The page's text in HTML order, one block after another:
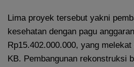
Lima proyek tersebut yakni
kesehatan dengan pagu
Rp15.402.000.000, yang
KB. Pembangunan rekonstruksi